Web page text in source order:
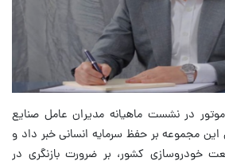
در نشست ماهیانه مدیران عامل صنایع
مجموعه بر حفظ سرمایه انسانی خبر داد و
خودروسازی کشور، بر ضرورت بازنگری در